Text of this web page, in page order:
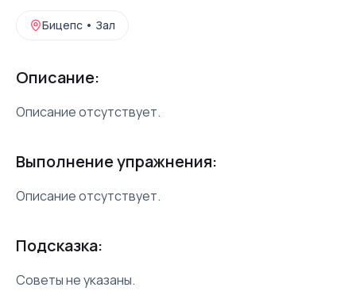
Бицепс • Зал
Описание:
Описание отсутствует.
Выполнение упражнения:
Описание отсутствует.
Подсказка:
Советы не указаны.